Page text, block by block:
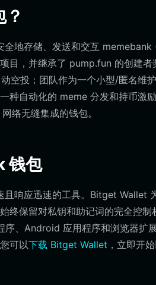
地存储、发送和交互
目，并继承了 pump.fun 的创建
空投；团队作为一个小型/匿名维
种自动化的 meme 分发和持币激
络无缝集成的钱包。
钱包
响应迅速的工具。Bitget Wallet
终保留对私钥和助记词的完全控
、Android 应用程序和浏览器扩
可以下载 Bitget Wallet ，立即开